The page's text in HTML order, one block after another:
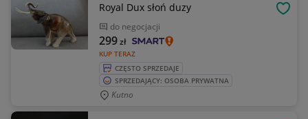
Royal Dux słoń duzy
do negocjacji
KUP TERAZ
299zł
CZĘSTO SPRZEDAJE
SPRZEDAJĄCY: OSOBA PRYWATNA
Kutno